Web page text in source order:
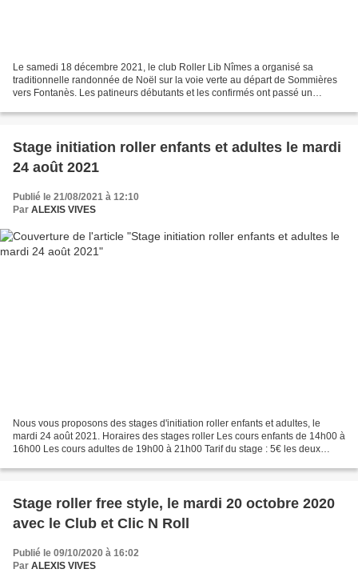
Le samedi 18 décembre 2021, le club Roller Lib Nîmes a organisé sa
traditionnelle randonnée de Noël sur la voie verte au départ de Sommières
vers Fontanès. Les patineurs débutants et les confirmés ont passé un
Stage initiation roller enfants et adultes le mardi
24 août 2021
Publié le 21/08/2021 à 12:10
Par ALEXIS VIVES
Nous vous proposons des stages d'initiation roller enfants et adultes, le
mardi 24 août 2021. Horaires des stages roller Les cours enfants de 14h00 à
16h00 Les cours adultes de 19h00 à 21h00 Tarif du stage : 5€ les deux
Stage roller free style, le mardi 20 octobre 2020
avec le Club et Clic N Roll
Publié le 09/10/2020 à 16:02
Par ALEXIS VIVES